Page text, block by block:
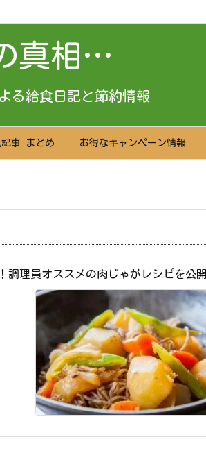
真相…
る給食日記と節約情報
事 まとめ お得なキャンペーン情報
調理員オススメの肉じゃがレシピを公開